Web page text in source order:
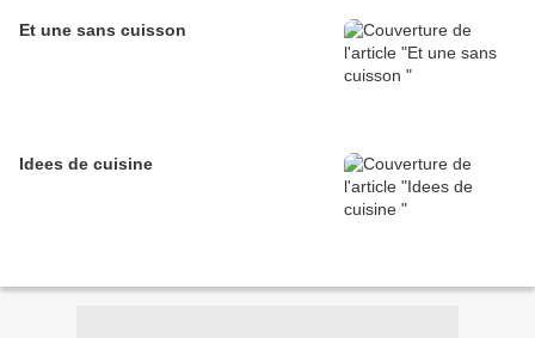
Et une sans cuisson
Idees de cuisine